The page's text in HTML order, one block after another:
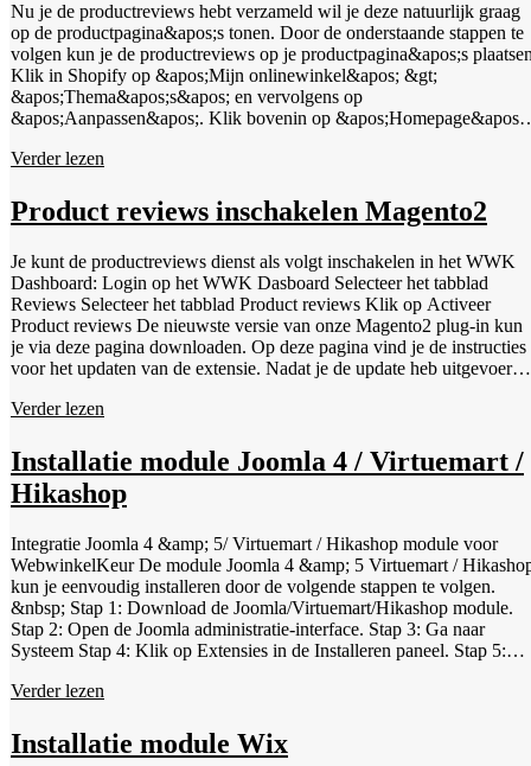
Nu je de productreviews hebt verzameld wil je deze natuurlijk graag
op de productpagina&apos;s tonen. Door de onderstaande stappen te
volgen kun je de productreviews op je productpagina&apos;s
Klik in Shopify op &apos;Mijn onlinewinkel&apos; &gt;
&apos;Thema&apos;s&apos; en vervolgens op
&apos;Aanpassen&apos;. Klik bovenin op &apos;Homepage&apos;
product&apos;. Klik op het &apos;+&apos; teken om een blok toe te
&apos;Product ratings&apos; (aantal sterren en tekst). Aan de
rechterkant van het scherm kun je de lay-out van het blok aanpassen.
Verder lezen
Product reviews inschakelen Magento2
Je kunt de productreviews dienst als volgt inschakelen in het WWK
Dashboard: Login op het WWK Dasboard Selecteer het tabblad
Reviews Selecteer het tabblad Product reviews Klik op Activeer
Product reviews De nieuwste versie van onze Magento2 plug-in kun
je via deze pagina downloaden. Op deze pagina vind je de instructies
voor het updaten van de extensie. Nadat je de update heb uitgevoerd
Stores &gt; Configuration &gt; WEBWINKELKEUR Binnen deze
selecteren en GTIN/EAN nummers op GTIN number zetten.
Verder lezen
Installatie module Joomla 4 / Virtuemart /
Hikashop
Integratie Joomla 4 &amp; 5/ Virtuemart / Hikashop module voor
WebwinkelKeur De module Joomla 4 &amp; 5 Virtuemart /
kun je eenvoudig installeren door de volgende stappen te volgen.
&nbsp; Stap 1: Download de Joomla/Virtuemart/Hikashop module.
Stap 2: Open de Joomla administratie-interface. Stap 3: Ga naar
Systeem Stap 4: Klik op Extensies in de Installeren paneel. Stap 5:
naar WebwinkelKeur in het Menu &gt; Components en configureer
Deze kun je vinden door in te loggen in het WWK Dashboard &gt;
Installatie. Stap 8: Test de installatie uitvoerig en check vooral de
Verder lezen
Installatie module Wix